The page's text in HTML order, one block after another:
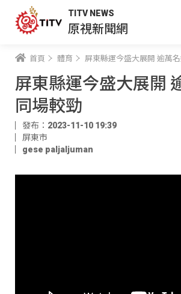
TITV NEWS
原視新聞網
首頁 體育 屏東縣運今盛大展開 逾萬
屏東縣運今盛大展開
同場較勁
發布：2023-11-10 19:39
屏東市
gese paljaljuman